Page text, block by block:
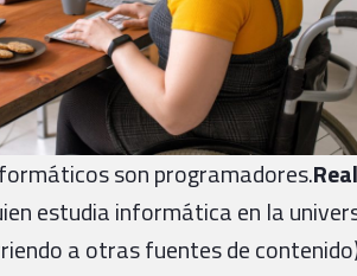
son programadores.
estudia informática en la
a otras fuentes de